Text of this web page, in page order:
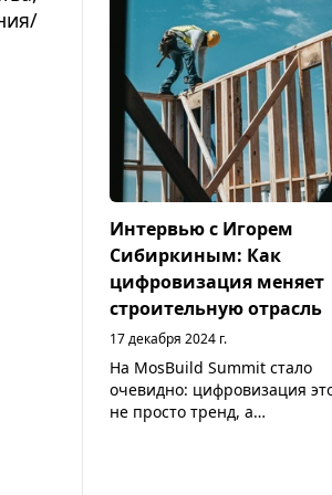
транспорта. С публикацией
Форуга Фархади на портале
Neuroject можно уточнить
наименования самых
впечатляющих проектов на
год с обзором
инфраструктуры и
особенностей в ведении
современного строительства.
Интервью с Игорем
Сибиркиным: Как
цифровизация меняет
строительную отрасль
17 декабря 2024 г.
На MosBuild Summit стало
очевидно: цифровизация это
не просто тренд, а